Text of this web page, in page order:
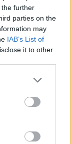
further
parties on the
may
IAB’s List of
it to other
more Google
may click to
party tags to
below Google
πόνου.